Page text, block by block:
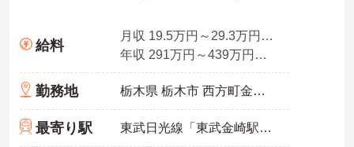
給料
月収 19.5万円～29.3万円程度(夜勤手当4回分含む諸手当込)
年収 291万円～439万円程度
勤務地 栃木県 栃木市 西方町金崎403-1
最寄り駅 東武日光線「東武金崎駅」徒歩5分